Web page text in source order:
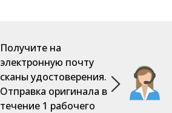
Получите на
электронную почту
сканы удостоверения.
Отправка оригинала в
течение 1 рабочего